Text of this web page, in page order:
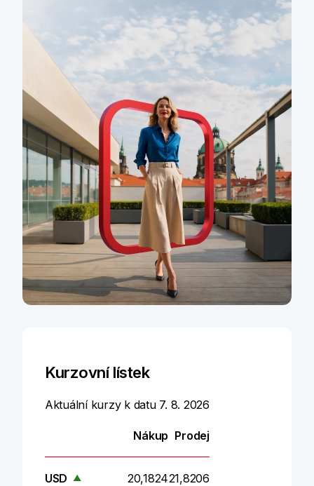
Spravujte své finance na pár kliknutí
na počítači i mobilu
Co KB+ umí
Bankovnictví pro klienty, kteří vědí, kam
Kurzovní lístek
Aktuální kurzy k datu 7. 8. 2026
Nákup Prodej
USD ▲ 20,182421,8206